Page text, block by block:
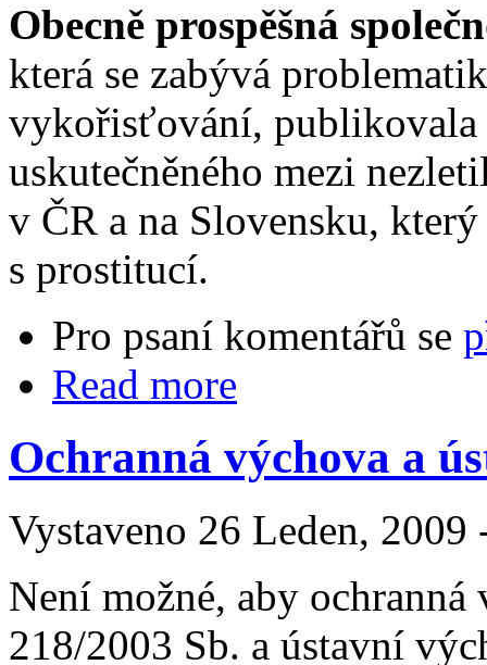
Obecně prospěšná
která se zabývá
vykořisťování,
uskutečněného mezi
v ČR a na Slovensku,
s prostitucí.
Pro psaní komentářů se
Read more
Ochranná výchova a
Vystaveno 26 Leden,
Není možné, aby
218/2003 Sb. a ústavní